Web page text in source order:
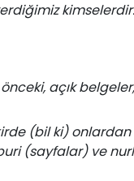
açık
(bil ki)
(sayfalar) ve